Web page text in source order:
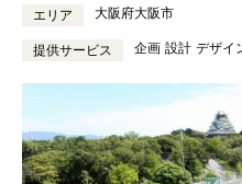
採用情報
新着情報
エリア 大阪府大阪市
提供サービス 企画 設計 デザイ